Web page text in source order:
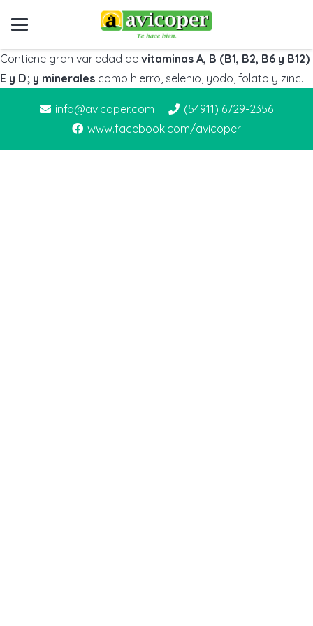
Contiene gran variedad de vitaminas A, B (B1, B2, B6 y B12)
E y D; y minerales como hierro, selenio, yodo, folato y zinc.
info@avicoper.com
(54911) 6729-2356
www.facebook.com/avicoper